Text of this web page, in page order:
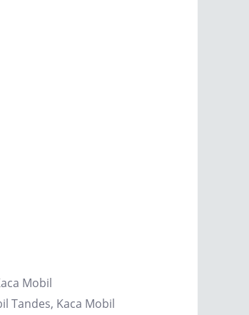
Mobil
Tandes, Kaca Mobil